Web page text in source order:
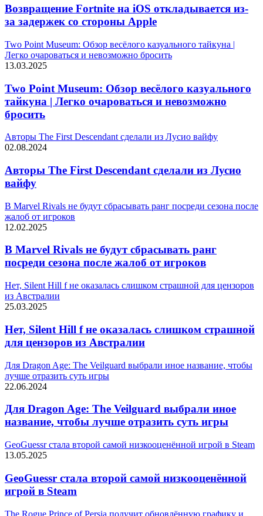
Возвращение Fortnite на iOS откладывается из-
за задержек со стороны Apple
Two Point Museum: Обзор весёлого казуального тайкуна |
Легко очароваться и невозможно бросить
13.03.2025
Two Point Museum: Обзор весёлого казуального
тайкуна | Легко очароваться и невозможно
бросить
Авторы The First Descendant сделали из Лусио вайфу
02.08.2024
Авторы The First Descendant сделали из Лусио
вайфу
В Marvel Rivals не будут сбрасывать ранг посреди сезона после
жалоб от игроков
12.02.2025
В Marvel Rivals не будут сбрасывать ранг
посреди сезона после жалоб от игроков
Нет, Silent Hill f не оказалась слишком страшной для цензоров
из Австралии
25.03.2025
Нет, Silent Hill f не оказалась слишком страшной
для цензоров из Австралии
Для Dragon Age: The Veilguard выбрали иное название, чтобы
лучше отразить суть игры
22.06.2024
Для Dragon Age: The Veilguard выбрали иное
название, чтобы лучше отразить суть игры
GeoGuessr стала второй самой низкооценённой игрой в Steam
13.05.2025
GeoGuessr стала второй самой низкооценённой
игрой в Steam
The Rogue Prince of Persia получит обновлённую графику и